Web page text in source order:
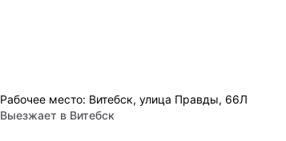
Рабочее место: Витебск, улица Правды, 66Л
Выезжает в Витебск